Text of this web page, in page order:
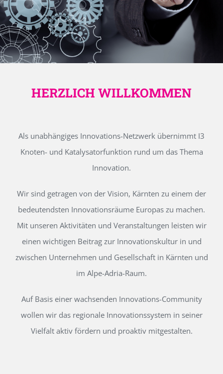
HERZLICH WILLKOMMEN
Als unabhängiges Innovations-Netzwerk übernimmt I3
Knoten- und Katalysatorfunktion rund um das Thema
Innovation.
Wir sind getragen von der Vision, Kärnten zu einem der
bedeutendsten Innovationsräume Europas zu machen.
Mit unseren Aktivitäten und Veranstaltungen leisten wir
einen wichtigen Beitrag zur Innovationskultur in und
zwischen Unternehmen und Gesellschaft in Kärnten und
im Alpe-Adria-Raum.
Auf Basis einer wachsenden Innovations-Community
wollen wir das regionale Innovationssystem in seiner
Vielfalt aktiv fördern und proaktiv mitgestalten.